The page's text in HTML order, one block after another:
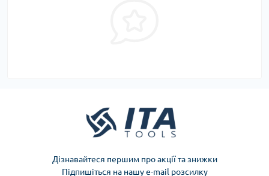
Дізнавайтеся першим про акції та знижки
Підпишіться на нашу e-mail розсилку